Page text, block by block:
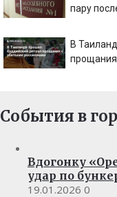
пару
В
События в
Вдогонку
удар по
19.01.2026 0